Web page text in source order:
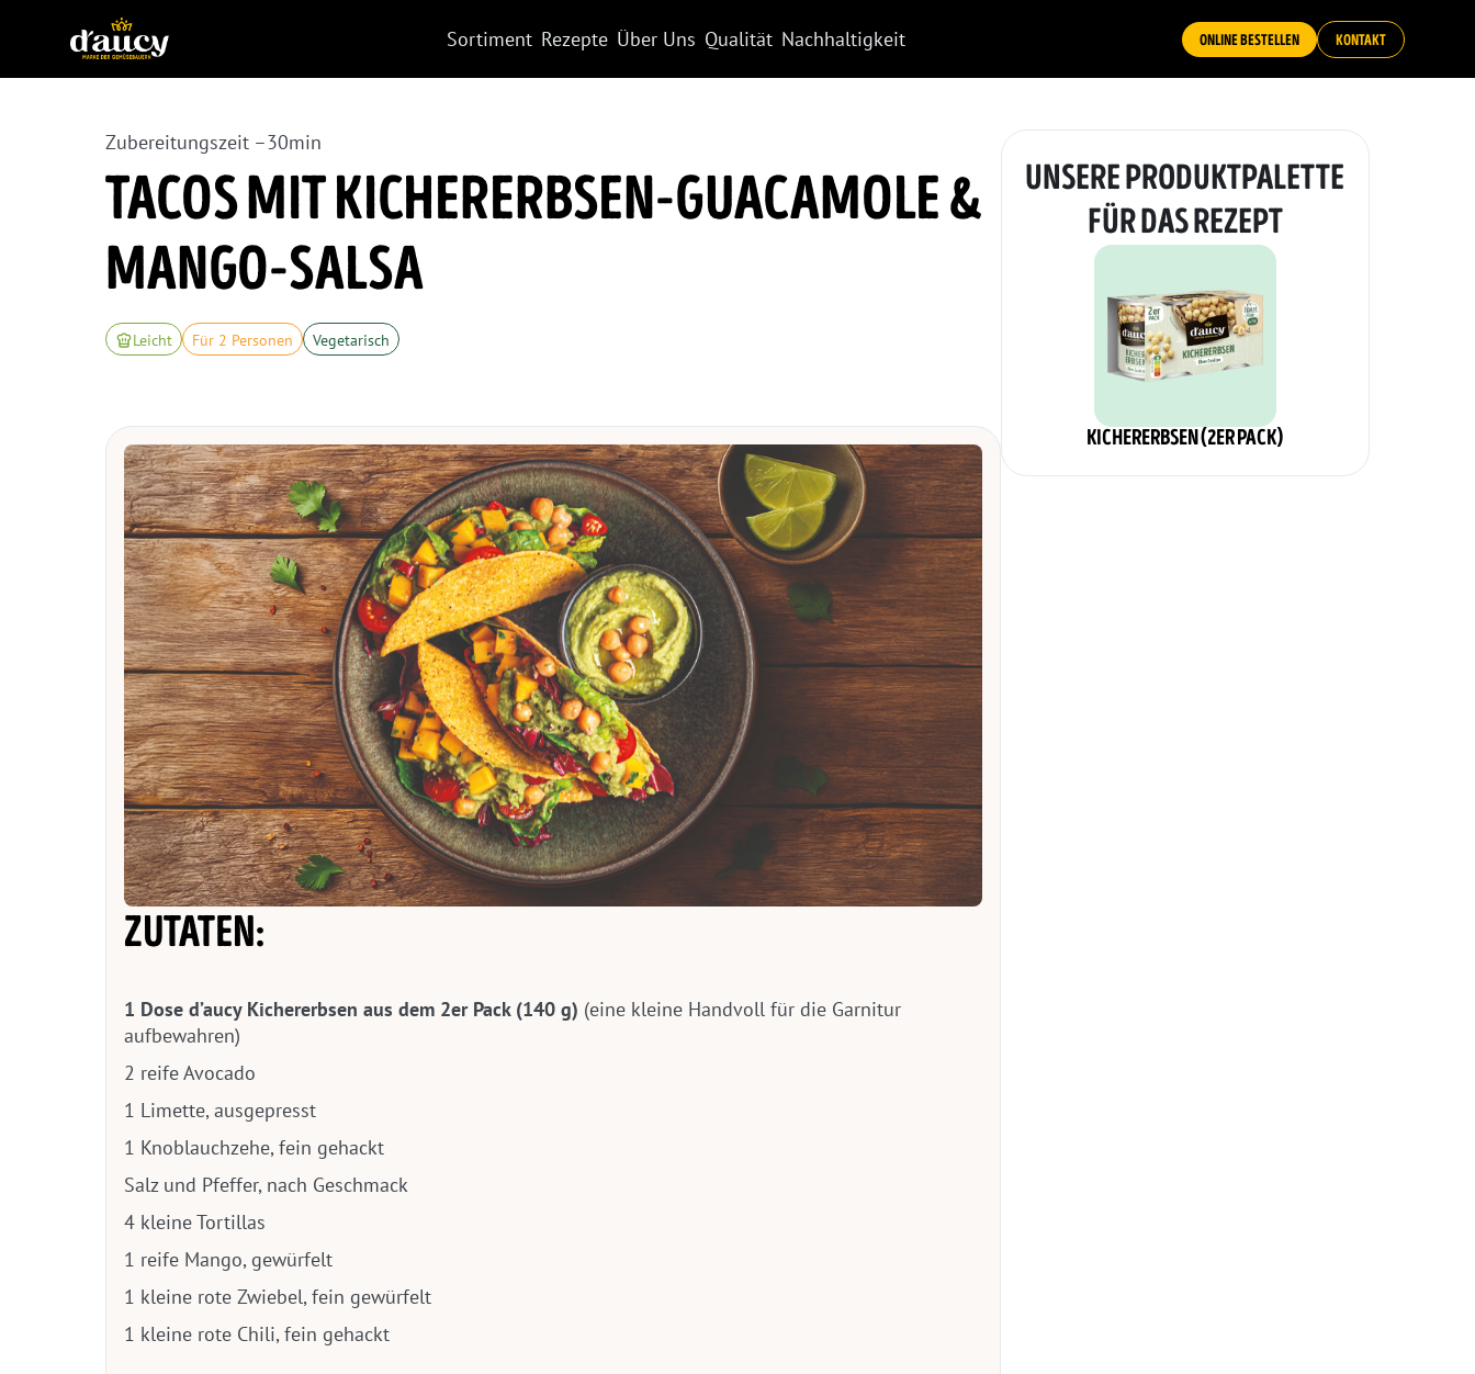
Sortiment Rezepte Über Uns Qualität Nachhaltigkeit ONLINE BESTELLEN KONTAKT
Zubereitungszeit –30min
TACOS MIT KICHERERBSEN-GUACAMOLE &
MANGO-SALSA
Leicht Für 2 Personen Vegetarisch
ZUTATEN:
1 Dose d’aucy Kichererbsen aus dem 2er Pack (140 g) (eine kleine Handvoll für die Garnitur
aufbewahren)
2 reife Avocado
1 Limette, ausgepresst
1 Knoblauchzehe, fein gehackt
Salz und Pfeffer, nach Geschmack
4 kleine Tortillas
1 reife Mango, gewürfelt
1 kleine rote Zwiebel, fein gewürfelt
1 kleine rote Chili, fein gehackt
UNSERE PRODUKTPALETTE
FÜR DAS REZEPT
KICHERERBSEN (2ER PACK)